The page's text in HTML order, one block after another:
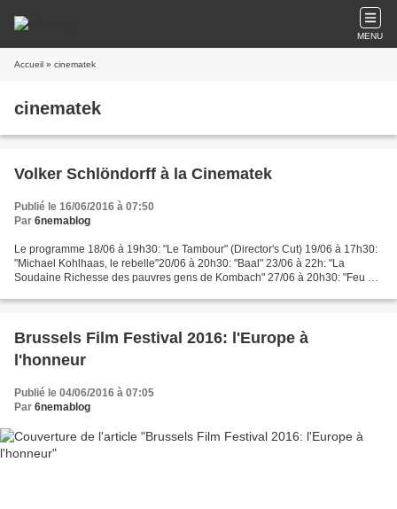
MENU
Accueil » cinematek
cinematek
Volker Schlöndorff à la Cinematek
Publié le 16/06/2016 à 07:50
Par 6nemablog
Le programme 18/06 à 19h30: "Le Tambour" (Director's Cut) 19/06 à 17h30:
"Michael Kohlhaas, le rebelle"20/06 à 20h30: "Baal" 23/06 à 22h: "La
Soudaine Richesse des pauvres gens de Kombach" 27/06 à 20h30: "Feu de
Brussels Film Festival 2016: l'Europe à
l'honneur
Publié le 04/06/2016 à 07:05
Par 6nemablog